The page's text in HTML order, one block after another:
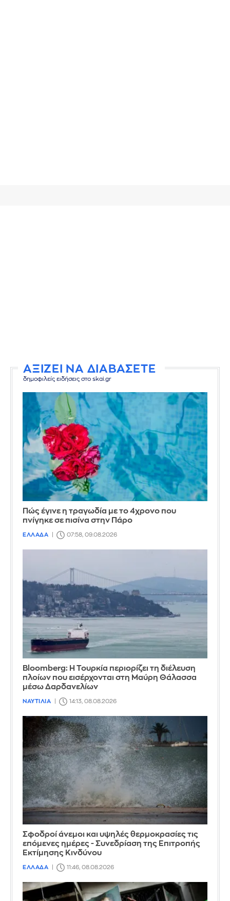
ΑΞΙΖΕΙ ΝΑ ΔΙΑΒΑΣΕΤΕ
δημοφιλείς ειδήσεις στο skai.gr
Πώς έγινε η τραγωδία με το 4χρονο που
πνίγηκε σε πισίνα στην Πάρο
ΕΛΛΑΔΑ 07:58, 09.08.2026
Bloomberg: Η Τουρκία περιορίζει τη διέλευση
πλοίων που εισέρχονται στη Μαύρη Θάλασσα
μέσω Δαρδανελίων
ΝΑΥΤΙΛΙΑ 14:13, 08.08.2026
Σφοδροί άνεμοι και υψηλές θερμοκρασίες τις
επόμενες ημέρες - Συνεδρίαση της Επιτροπής
Εκτίμησης Κινδύνου
ΕΛΛΑΔΑ 11:46, 08.08.2026